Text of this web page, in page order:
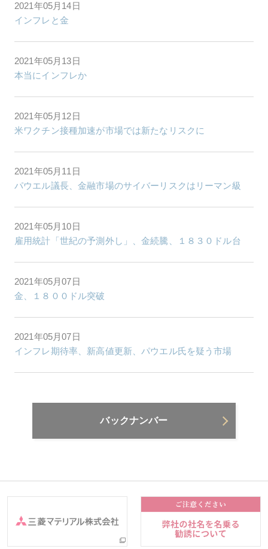
2021年05月14日
インフレと金
2021年05月13日
本当にインフレか
2021年05月12日
米ワクチン接種加速が市場では新たなリスクに
2021年05月11日
パウエル議長、金融市場のサイバーリスクはリーマン級
2021年05月10日
雇用統計「世紀の予測外し」、金続騰、１８３０ドル台
2021年05月07日
金、１８００ドル突破
2021年05月07日
インフレ期待率、新高値更新、パウエル氏を疑う市場
バックナンバー